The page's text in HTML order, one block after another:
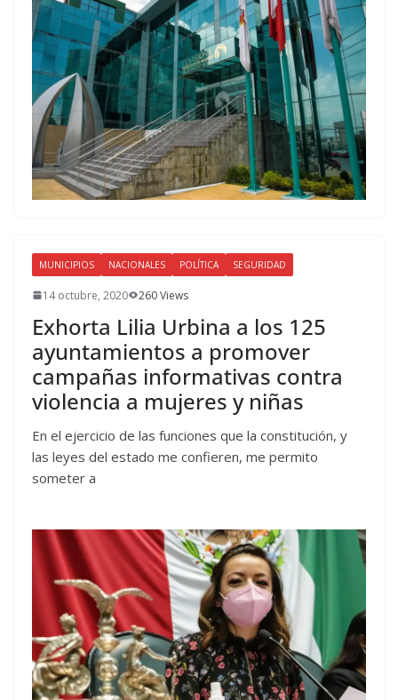
MUNICIPIOS NACIONALES POLÍTICA SEGURIDAD
14 octubre, 2020 260 Views
Exhorta Lilia Urbina a los 125
ayuntamientos a promover
campañas informativas contra
violencia a mujeres y niñas
En el ejercicio de las funciones que la constitución, y
las leyes del estado me confieren, me permito
someter a